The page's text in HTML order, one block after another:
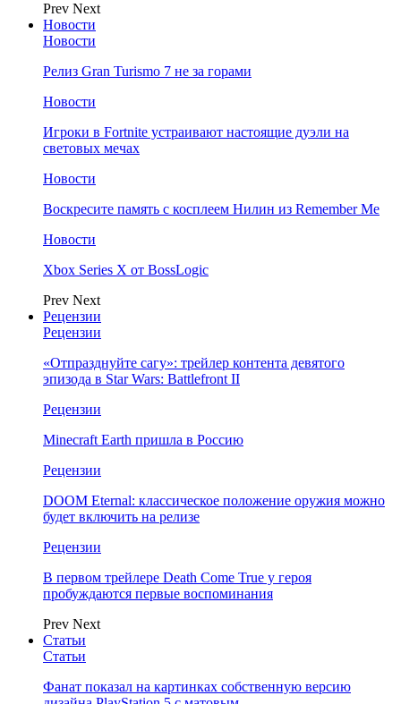
Prev Next
Новости
Новости
Релиз Gran Turismo 7 не за горами
Новости
Игроки в Fortnite устраивают настоящие дуэли на
световых мечах
Новости
Воскресите память с косплеем Нилин из Remember Me
Новости
Xbox Series X от BossLogic
Prev Next
Рецензии
Рецензии
«Отпразднуйте сагу»: трейлер контента девятого
эпизода в Star Wars: Battlefront II
Рецензии
Minecraft Earth пришла в Россию
Рецензии
DOOM Eternal: классическое положение оружия можно
будет включить на релизе
Рецензии
В первом трейлере Death Come True у героя
пробуждаются первые воспоминания
Prev Next
Статьи
Статьи
Фанат показал на картинках собственную версию